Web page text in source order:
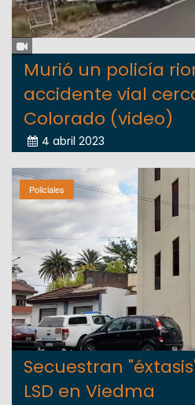
Murió un policía
accidente vial
Colorado (video)
4 abril 2023
Policiales
Secuestran
LSD en Viedma